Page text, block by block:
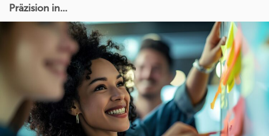
Präzision in...